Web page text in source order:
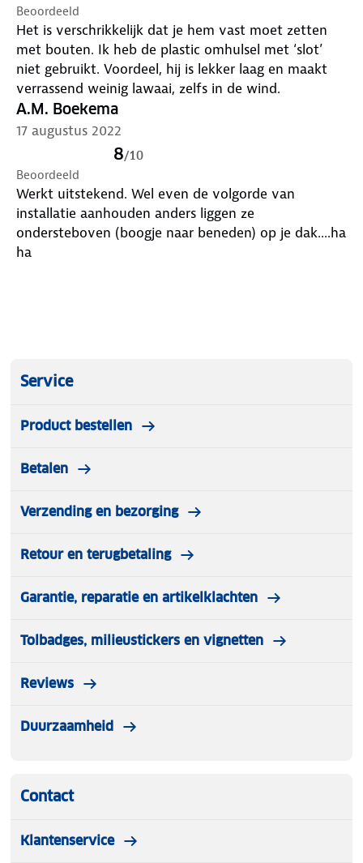
Beoordeeld
Het is verschrikkelijk dat je hem vast moet zetten
met bouten. Ik heb de plastic omhulsel met ‘slot’
niet gebruikt. Voordeel, hij is lekker laag en maakt
verrassend weinig lawaai, zelfs in de wind.
A.M. Boekema
17 augustus 2022
8/10
Beoordeeld
Werkt uitstekend. Wel even de volgorde van
installatie aanhouden anders liggen ze
ondersteboven (boogje naar beneden) op je dak....ha
ha
Service
Product bestellen
Betalen
Verzending en bezorging
Retour en terugbetaling
Garantie, reparatie en artikelklachten
Tolbadges, milieustickers en vignetten
Reviews
Duurzaamheid
Contact
Klantenservice